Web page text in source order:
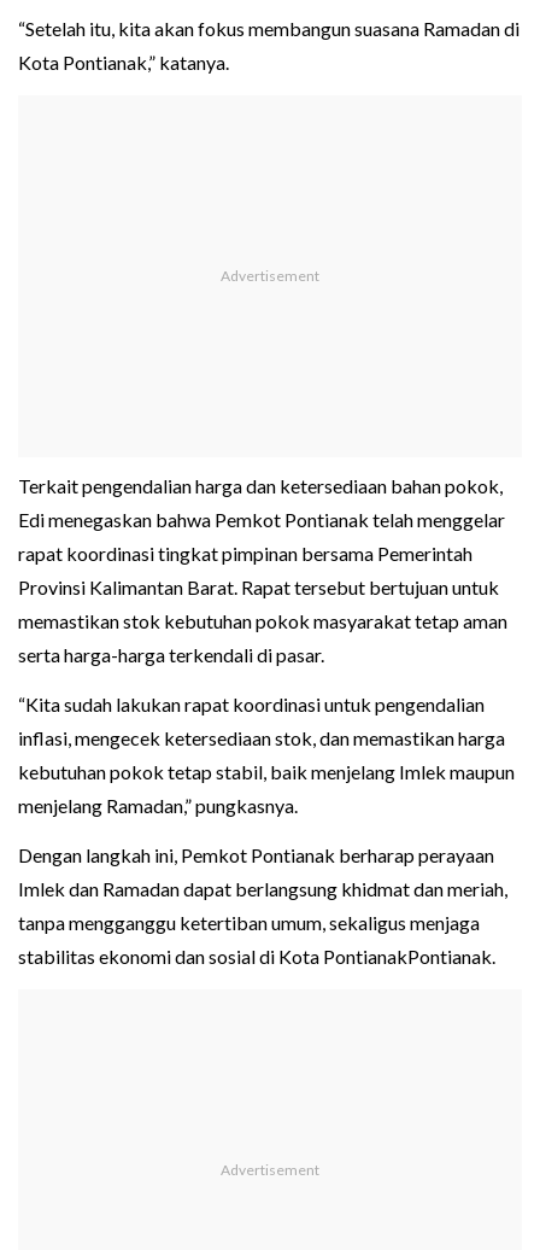
“Setelah itu, kita akan fokus membangun suasana Ramadan di
Kota Pontianak,” katanya.
Terkait pengendalian harga dan ketersediaan bahan pokok,
Edi menegaskan bahwa Pemkot Pontianak telah menggelar
rapat koordinasi tingkat pimpinan bersama Pemerintah
Provinsi Kalimantan Barat. Rapat tersebut bertujuan untuk
memastikan stok kebutuhan pokok masyarakat tetap aman
serta harga-harga terkendali di pasar.
“Kita sudah lakukan rapat koordinasi untuk pengendalian
inflasi, mengecek ketersediaan stok, dan memastikan harga
kebutuhan pokok tetap stabil, baik menjelang Imlek maupun
menjelang Ramadan,” pungkasnya.
Dengan langkah ini, Pemkot Pontianak berharap perayaan
Imlek dan Ramadan dapat berlangsung khidmat dan meriah,
tanpa mengganggu ketertiban umum, sekaligus menjaga
stabilitas ekonomi dan sosial di Kota PontianakPontianak.